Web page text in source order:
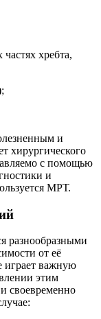
хребта,
и
хирургического
с помощью
и
МРТ.
разнообразными
от её
играет важную
этим
своевременно